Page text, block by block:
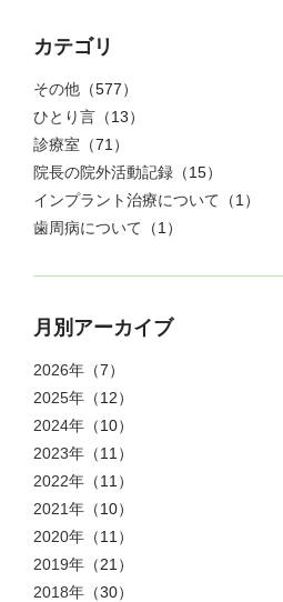
カテゴリ
その他 （577）
ひとり言 （13）
診療室 （71）
院長の院外活動記録 （15）
インプラント治療について （1）
歯周病について （1）
月別アーカイブ
2026年 （7）
2025年 （12）
2024年 （10）
2023年 （11）
2022年 （11）
2021年 （10）
2020年 （11）
2019年 （21）
2018年 （30）